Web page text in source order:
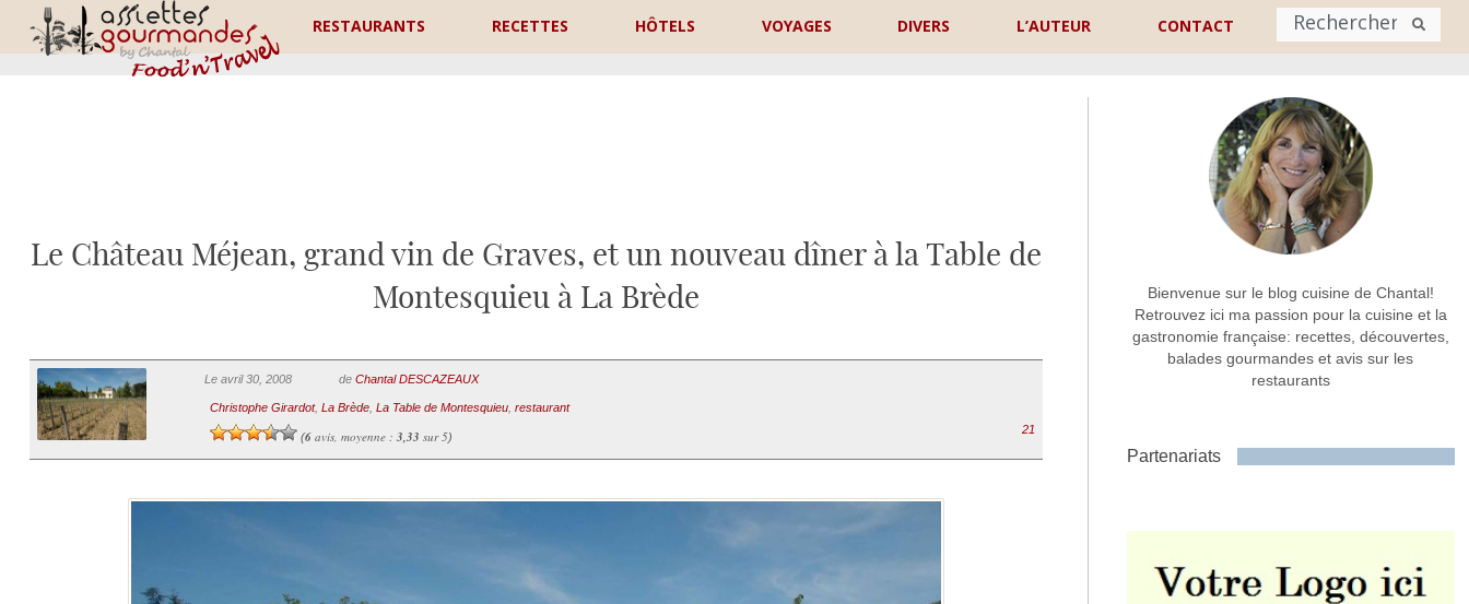
RESTAURANTS RECETTES HÔTELS VOYAGES DIVERS L’AUTEUR CONTACT
Nom
Adresse de contact
Commentaire ou message *
Le Château Méjean, grand vin de Graves, et un nouveau dîner à la Table de
Montesquieu à La Brède
Le avril 30, 2008 de Chantal DESCAZEAUX
Christophe Girardot, La Brède, La Table de Montesquieu, restaurant
(6avis, moyenne : 3,33 sur 5)
21
Bienvenue sur le blog cuisine de Chantal!
Retrouvez ici ma passion pour la cuisine et la
gastronomie française: recettes, découvertes,
balades gourmandes et avis sur les
restaurants
Partenariats